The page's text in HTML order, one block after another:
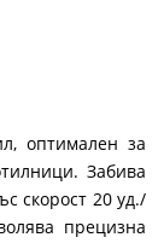
оптимален за
Забива
скорост 20 уд./
прецизна